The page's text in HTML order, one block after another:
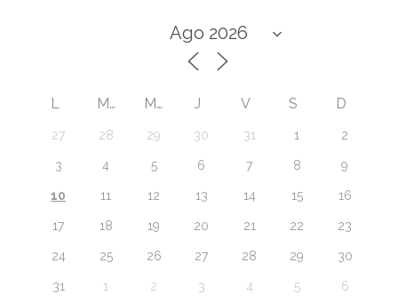
L M M J V S D
27 28 29 30 31 1 2
3 4 5 6 7 8 9
10 11 12 13 14 15 16
17 18 19 20 21 22 23
24 25 26 27 28 29 30
31 1 2 3 4 5 6